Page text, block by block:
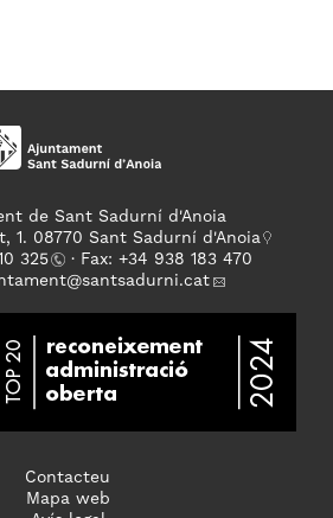
de Sant Sadurní d'Anoia
1. 08770 Sant Sadurní d'Anoia
325
· Fax: +34 938 183 470
@santsadurni.cat
Contacteu
Mapa web